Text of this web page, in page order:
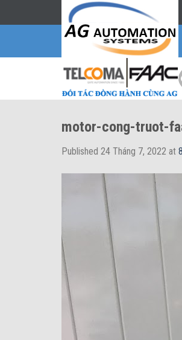
to
motor-cong-truot-
Published 24 Tháng 7, 2022 at